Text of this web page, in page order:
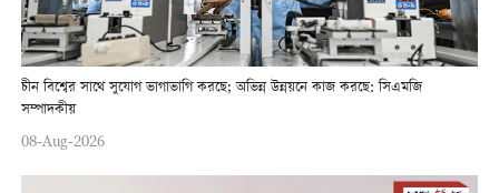
চীন বিশ্বের সাথে সুযোগ ভাগাভাগি করছে; অভিন্ন উন্নয়নে কাজ করছে: সিএমজি
সম্পাদকীয়
08-Aug-2026